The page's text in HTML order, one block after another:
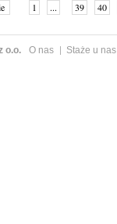
1 ... 39 40
o.o. O nas Staże u nas